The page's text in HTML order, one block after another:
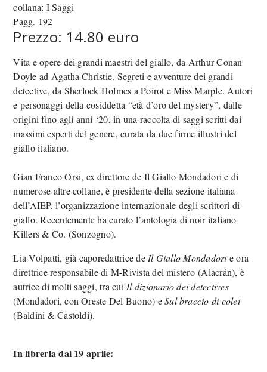
collana: I Saggi
Pagg. 192
Prezzo: 14.80 euro
Vita e opere dei grandi maestri del giallo, da Arthur Conan
Doyle ad Agatha Christie. Segreti e avventure dei grandi
detective, da Sherlock Holmes a Poirot e Miss Marple. Autori
e personaggi della cosiddetta “età d’oro del mystery”, dalle
origini fino agli anni ‘20, in una raccolta di saggi scritti dai
massimi esperti del genere, curata da due firme illustri del
giallo italiano.
Gian Franco Orsi, ex direttore de Il Giallo Mondadori e di
numerose altre collane, è presidente della sezione italiana
dell’AIEP, l’organizzazione internazionale degli scrittori di
giallo. Recentemente ha curato l’antologia di noir italiano
Killers & Co. (Sonzogno).
Lia Volpatti, già caporedattrice de Il Giallo Mondadorie ora
direttrice responsabile di M-Rivista del mistero (Alacrán), è
autrice di molti saggi, tra cui Il dizionario dei detectives
(Mondadori, con Oreste Del Buono) eSul braccio di colei
(Baldini & Castoldi).
In libreria dal 19 aprile: